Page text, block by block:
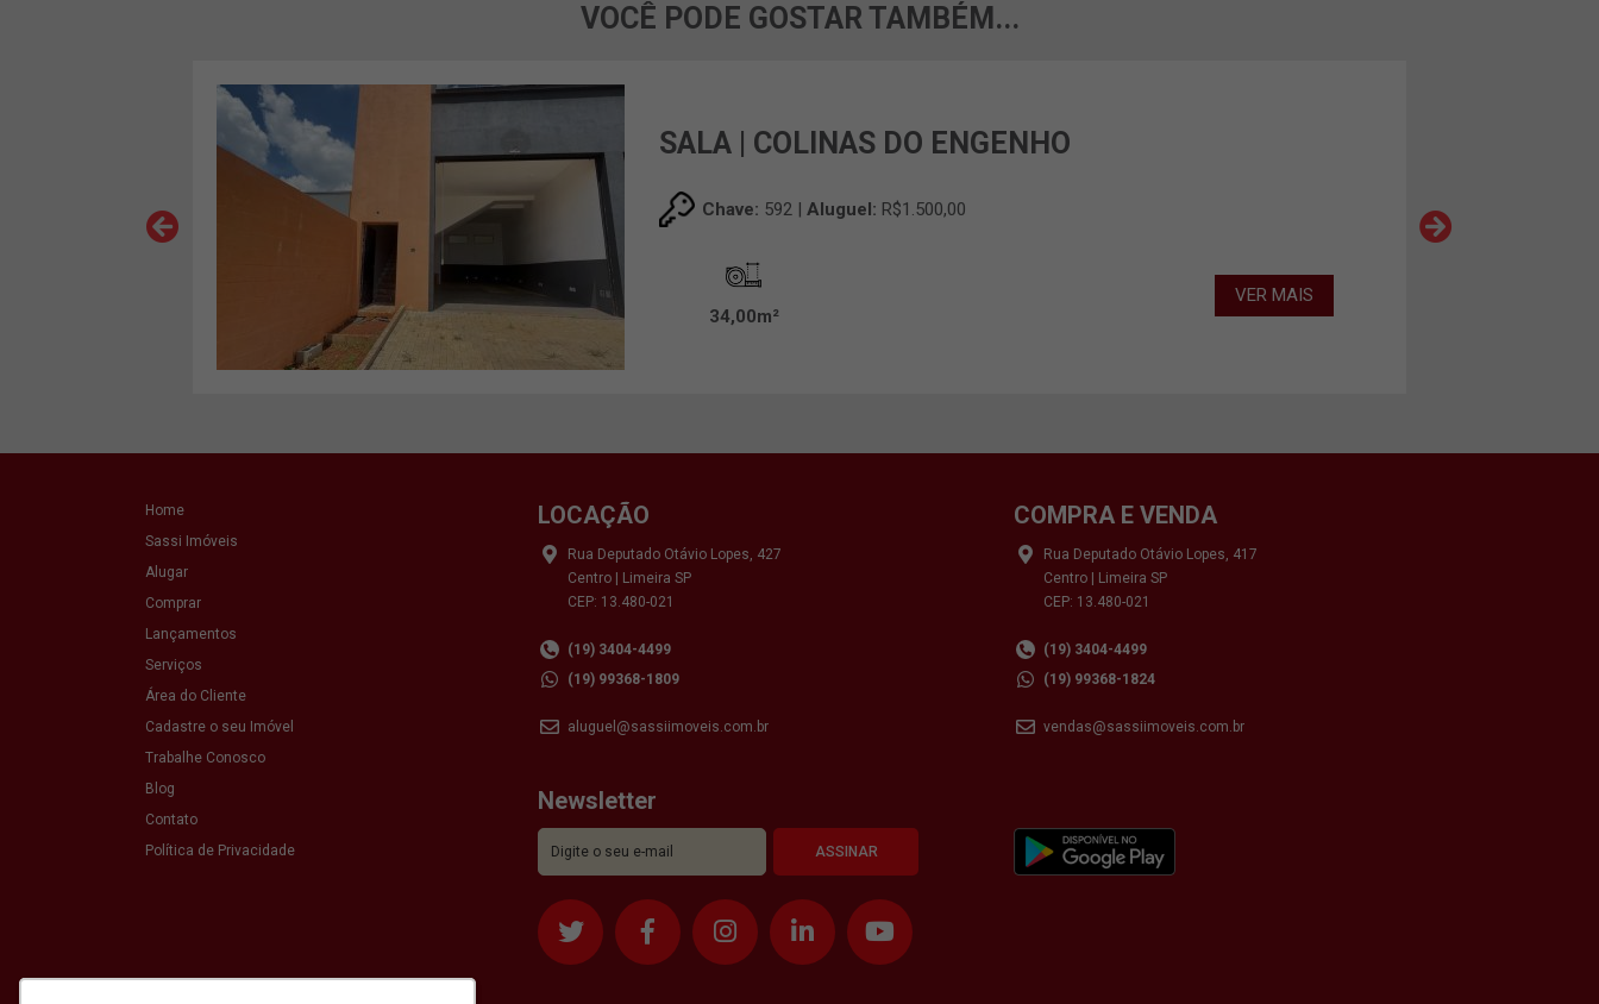
VOCÊ PODE GOSTAR TAMBÉM...
SALA | COLINAS DO ENGENHO
Chave: 592 |Aluguel: R$1.500,00
34,00m²
VER MAIS
Home
Sassi Imóveis
Alugar
Comprar
Lançamentos
Serviços
Área do Cliente
Cadastre o seu Imóvel
Trabalhe Conosco
Blog
Contato
Política de Privacidade
LOCAÇÃO
Rua Deputado Otávio Lopes, 427
Centro | Limeira SP
CEP: 13.480-021
(19) 3404-4499
(19) 99368-1809
aluguel@sassiimoveis.com.br
COMPRA E VENDA
Rua Deputado Otávio Lopes, 417
Centro | Limeira SP
CEP: 13.480-021
(19) 3404-4499
(19) 99368-1824
vendas@sassiimoveis.com.br
Newsletter